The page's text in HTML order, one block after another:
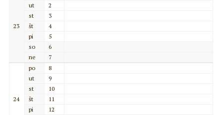
23
ut
2
st
3
št
4
pi
5
so
6
ne
7
24
po
8
ut
9
st
10
št
11
pi
12